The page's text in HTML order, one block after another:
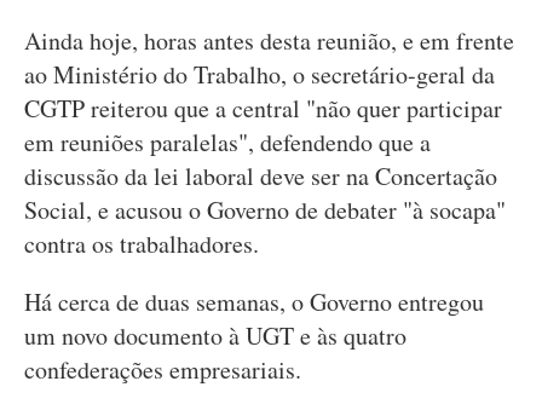
Ainda hoje, horas antes desta reunião, e em frente
ao Ministério do Trabalho, o secretário-geral da
CGTP reiterou que a central "não quer participar
em reuniões paralelas", defendendo que a
discussão da lei laboral deve ser na Concertação
Social, e acusou o Governo de debater "à socapa"
contra os trabalhadores.
Há cerca de duas semanas, o Governo entregou
um novo documento à UGT e às quatro
confederações empresariais.